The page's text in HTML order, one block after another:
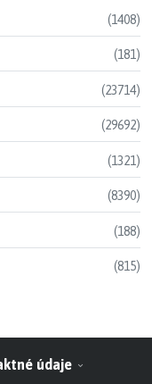
(1408)
(181)
(23714)
(29692)
(1321)
(8390)
(188)
(815)
údaje